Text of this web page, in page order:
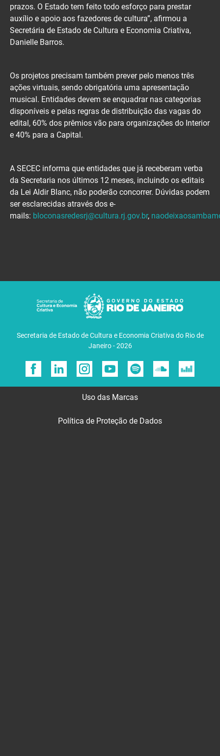
prazos. O Estado tem feito todo esforço para prestar
auxílio e apoio aos fazedores de cultura”, afirmou a
Secretária de Estado de Cultura e Economia Criativa,
Danielle Barros.
Os projetos precisam também prever pelo menos três
ações virtuais, sendo obrigatória uma apresentação
musical. Entidades devem se enquadrar nas categorias
disponíveis e pelas regras de distribuição das vagas do
edital, 60% dos prêmios vão para organizações do Interior
e 40% para a Capital.
A SECEC informa que entidades que já receberam verba
da Secretaria nos últimos 12 meses, incluindo os editais
da Lei Aldir Blanc, não poderão concorrer. Dúvidas podem
ser esclarecidas através dos e-
mails: bloconasredesrj@cultura.rj.gov.br,
Secretaria de Estado de Cultura e Economia Criativa do Rio de
Janeiro - 2026
Uso das Marcas
Política de Proteção de Dados